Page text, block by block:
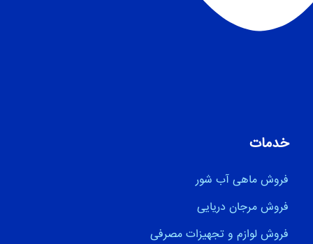
خدمات
فروش ماهی آب شور
فروش مرجان دریایی
فروش لوازم و تجهیزات مصرفی